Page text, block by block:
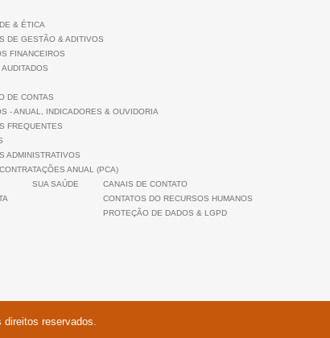
& ÉTICA
DE GESTÃO & ADITIVOS
FINANCEIROS
DE CONTAS
- ANUAL, INDICADORES & OUVIDORIA
FREQUENTES
ADMINISTRATIVOS
ANUAL (PCA)
SUA SAÚDE
CANAIS DE CONTATO
CONTATOS DO RECURSOS HUMANOS
PROTEÇÃO DE DADOS & LGPD
direitos reservados.